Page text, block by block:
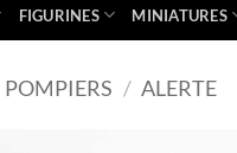
FIGURINES MINIATURES
POMPIERS / ALERTE